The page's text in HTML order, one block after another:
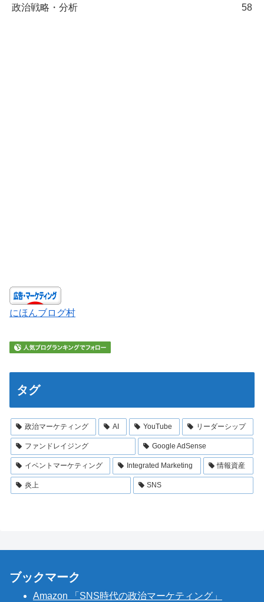
政治戦略・分析 58
にほんブログ村
タグ
政治マーケティング AI YouTube リーダーシップ
ファンドレイジング Google AdSense
イベントマーケティング Integrated Marketing 情報資産
炎上 SNS
ブックマーク
Amazon 「SNS時代の政治マーケティング」